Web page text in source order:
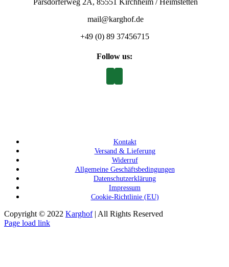
mail@karghof.de
+49 (0) 89 37456715
Follow us:
Kontakt
Versand & Lieferung
Widerruf
Allgemeine Geschäftsbedingungen
Datenschutzerklärung
Impressum
Cookie-Richtlinie (EU)
Copyright © 2022 Karghof| All Rights Reserved
Page load link